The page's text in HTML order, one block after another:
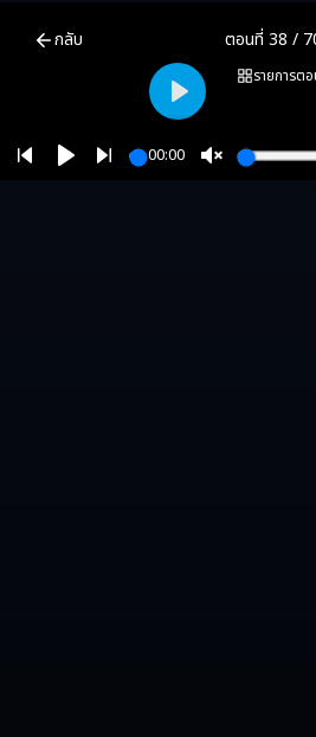
กลับ ตอนที่ 38 /
รายการต
00:00
Play
RA15 เป็นเว็บไซต์ดูซีรี่ส์จีนออนไลน์ฟรี
RA15 Drama
RA15 Drama
รวมซีรี่ส์จีน ละครสั้น หนังแนวตั้ง พากย์ไ
RA15 Drama